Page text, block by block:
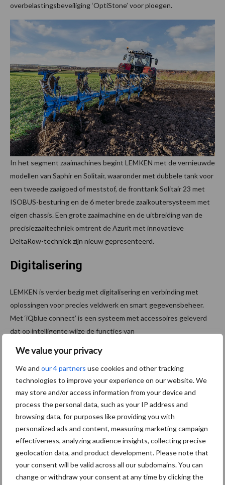
We value your privacy
We and our 4 partners use cookies and other tracking
technologies to improve your experience on our website. We
may store and/or access information from your device and
process the personal data, such as your IP address and
browsing data, for purposes like providing you with
personalized ads and content, measuring marketing campaign
effectiveness, analyzing audience insights, collecting precise
geolocation data, and product development. Please note that
your consent will be valid across all our subdomains. You can
change or withdraw your consent at any time by clicking the
overbelastingsbeveiliging ‘OptiStone’ voor ploegen.
In het segment zaaimachines begint LEMKEN met de vernieuwde
modellen van Saphir en Solitair, waaronder met dubbele tank voor
een tweede zaaigoed of meststof, de fronttank Solitair 23 met
ISOBUS-besturing en de 6 meter brede zaaikoutersysteem met
eigen chassis. Een grote zaaimachine en de uitbreiding van de
precisiezaaitechniek omtrent de Azurit met innovatieve
DeltaRow-techniek zijn nieuw gepresenteerd.
Digitalisering
LEMKEN is verder bezig met digitalisering en verbinding met
oplossingen voor precies veldwerk en smart gegevensbeheer.
Met ‘iQblue connect’ is een systeem met accessoires geleverd
dat op intelligente wijze de functies van
Bron: LEMKEN
Meer artikelen over schoffelmachine
Mechanische
onkruidbestrijding wint
terrein